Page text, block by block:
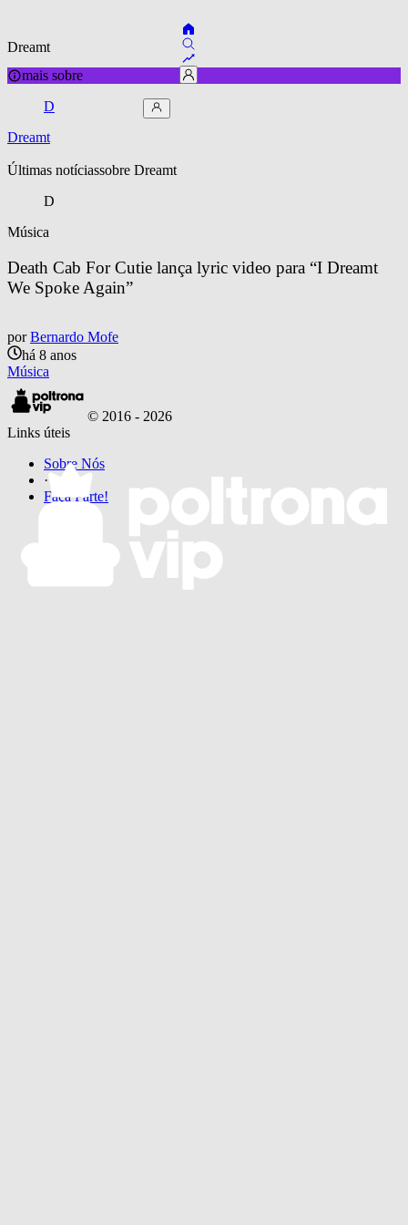
Dreamt
mais sobre
D
Dreamt
Últimas notíciassobre Dreamt
D
Música
Death Cab For Cutie lança lyric video para “I Dreamt
We Spoke Again”
por Bernardo Mofe
há 8 anos
Música
© 2016 - 2026
Links úteis
Sobre Nós
·
Faça Parte!